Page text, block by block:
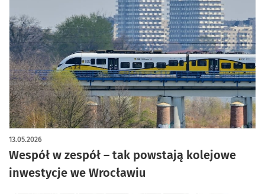
Wespół w zespół – tak powstają kolejowe
inwestycje we Wrocławiu
13.05.2026